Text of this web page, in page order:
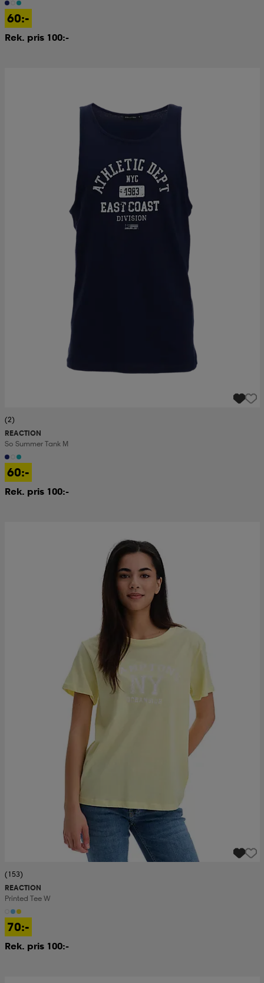
60:-
Rek. pris 100:-
(2)
REACTION
So Summer Tank M
60:-
Rek. pris 100:-
(153)
REACTION
Printed Tee W
70:-
Rek. pris 100:-